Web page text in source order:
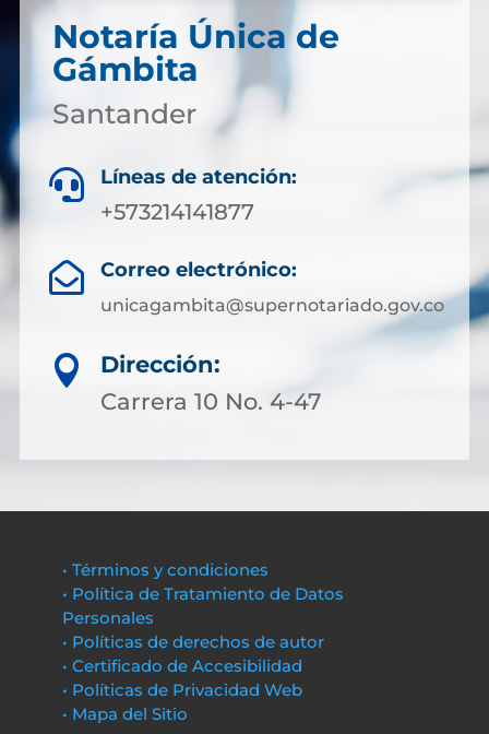
Notaría Única de
Gámbita
Santander
 Líneas de atención:
+573214141877
 Correo electrónico:
unicagambita@supernotariado.gov.co

Dirección:
Carrera 10 No. 4-47
• Términos y condiciones
• Política de Tratamiento de Datos
Personales
• Políticas de derechos de autor
• Certificado de Accesibilidad
• Políticas de Privacidad Web
• Mapa del Sitio